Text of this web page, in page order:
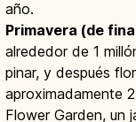
año.
Primavera (de
alrededor de 1
pinar, y después
aproximadamente
Flower Garden, un